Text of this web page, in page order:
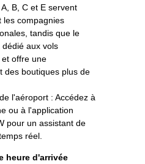
B, C et E servent
les compagnies
tandis que le
dédié aux vols
offre une
des boutiques plus de
l'aéroport : Accédez à
ou à l'application
pour un assistant de
réel.
heure d'arrivée